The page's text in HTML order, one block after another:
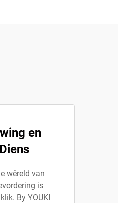
en
wêreld van
is
By YOUKI